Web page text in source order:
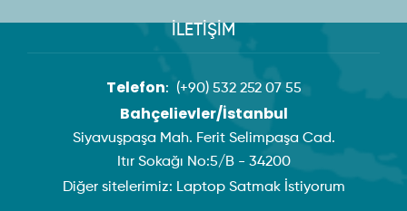
İLETİŞİM
Telefon: (+90) 532 252 07 55
Bahçelievler/İstanbul
Siyavuşpaşa Mah. Ferit Selimpaşa Cad.
Itır Sokağı No:5/B - 34200
Diğer sitelerimiz: Laptop Satmak İstiyorum